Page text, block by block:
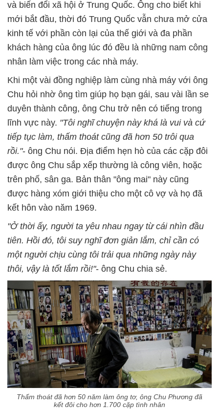
và biến đổi xã hội ở Trung Quốc. Ông cho biết khi
mới bắt đầu, thời đó Trung Quốc vẫn chưa mở cửa
kinh tế với phần còn lại của thế giới và đa phần
khách hàng của ông lúc đó đều là những nam công
nhân làm việc trong các nhà máy.
Khi một vài đồng nghiệp làm cùng nhà máy với ông
Chu hỏi nhờ ông tìm giúp họ bạn gái, sau vài lần se
duyên thành công, ông Chu trở nên có tiếng trong
lĩnh vực này. "Tôi nghĩ chuyện này khá là vui và cứ
tiếp tục làm, thấm thoát cũng đã hơn 50 trôi qua
rồi."- ông Chu nói. Địa điểm hẹn hò của các cặp đôi
được ông Chu sắp xếp thường là công viên, hoặc
trên phố, sân ga. Bản thân "ông mai" này cũng
được hàng xóm giới thiệu cho một cô vợ và họ đã
kết hôn vào năm 1969.
"Ở thời ấy, người ta yêu nhau ngay từ cái nhìn đầu
tiên. Hồi đó, tôi suy nghĩ đơn giản lắm, chỉ cần có
một người chịu cùng tôi trải qua những ngày này
thôi, vậy là tốt lắm rồi!"- ông Chu chia sẻ.
Thấm thoát đã hơn 50 năm làm ông tơ, ông Chu Phương đã
kết đôi cho hơn 1.700 cặp tình nhân